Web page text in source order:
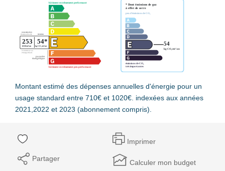
Montant estimé des dépenses annuelles d'énergie pour un
usage standard entre 710€ et 1020€. indexées aux années
2021,2022 et 2023 (abonnement compris).
Imprimer
Partager Calculer mon budget